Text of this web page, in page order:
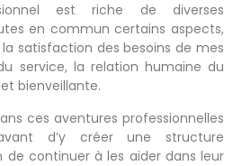
est riche de diverses
en commun certains aspects,
satisfaction des besoins de mes
service, la relation humaine du
bienveillante.
ces aventures professionnelles
d’y créer une structure
continuer à les aider dans leur